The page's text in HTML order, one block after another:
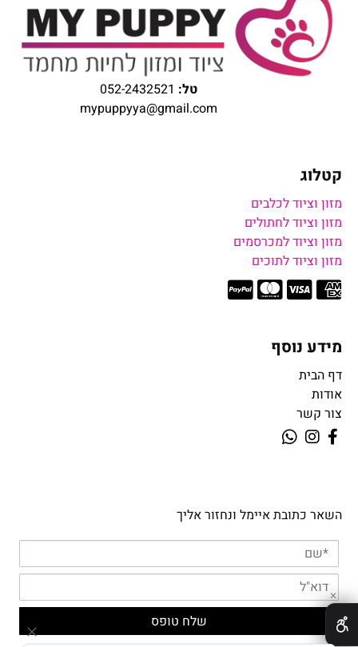
טל: 052-2432521
mypuppyya@gmail.com
קטלוג
מזון וציוד לכלבים
מזון וציוד לחתולים
מזון וציוד למכרסמים
מזון וציוד לתוכים
מידע נוסף
דף הבית
אודות
צור קשר
השאר כתובת איימל ונחזור אליך
✕